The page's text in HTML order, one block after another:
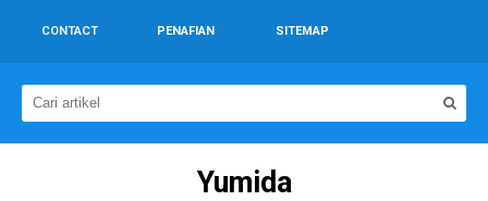
CONTACT PENAFIAN SITEMAP
Yumida